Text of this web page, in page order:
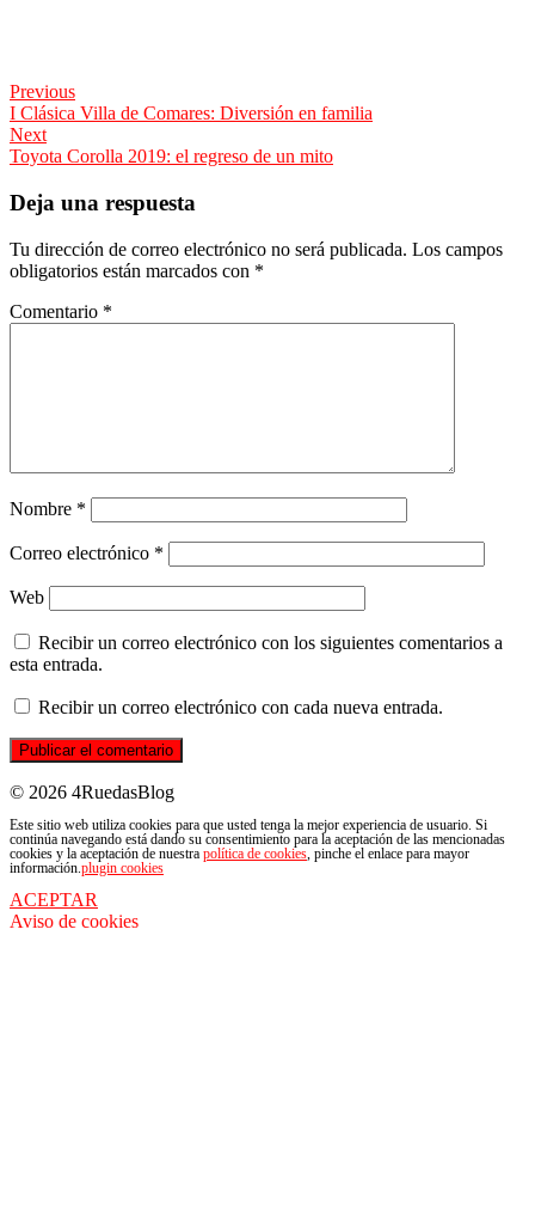
Navegación
de
entradas
Previous
Previous
post:
I Clásica Villa de Comares: Diversión en familia
Next
Next
Toyota Corolla 2019: el regreso de un mito
Deja una respuesta
Tu dirección de correo electrónico no será publicada. Los campos
obligatorios están marcados con *
Comentario *
Nombre *
Correo electrónico *
Web
Recibir un correo electrónico con los siguientes comentarios a
esta entrada.
Recibir un correo electrónico con cada nueva entrada.
© 2026 4RuedasBlog
Este sitio web utiliza cookies para que usted tenga la mejor experiencia de usuario. Si
continúa navegando está dando su consentimiento para la aceptación de las mencionadas
cookies y la aceptación de nuestra política de cookies , pinche el enlace para mayor
información. plugin cookies
ACEPTAR
Aviso de cookies